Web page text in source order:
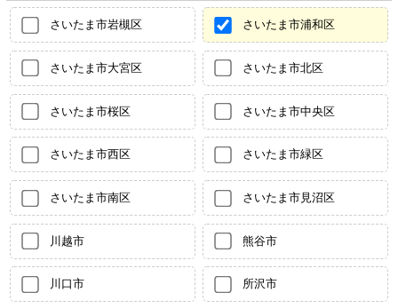
さいたま市岩槻区 さいたま市浦和区
さいたま市大宮区 さいたま市北区
さいたま市桜区 さいたま市中央区
さいたま市西区 さいたま市緑区
さいたま市南区 さいたま市見沼区
川越市 熊谷市
川口市 所沢市